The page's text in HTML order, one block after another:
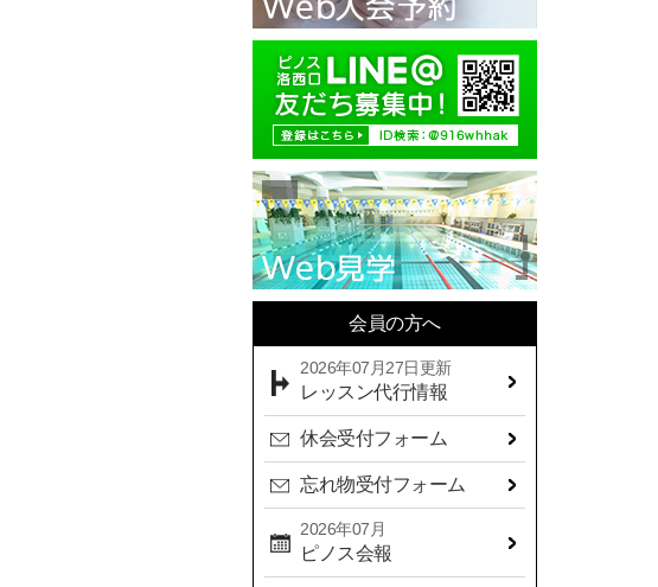
2025年08月(7)
2025年07月(10)
2025年06月(13)
2025年05月(17)
2025年04月(19)
2025年03月(10)
2025年02月(9)
2025年01月(14)
2024年12月(14)
2024年11月(19)
2024年09月(15)
2024年08月(21)
2024年07月(20)
2024年06月(29)
会員の方へ
2026年07月27日更新
レッスン代行情報
休会受付フォーム
忘れ物受付フォーム
2026年07月
ピノス会報